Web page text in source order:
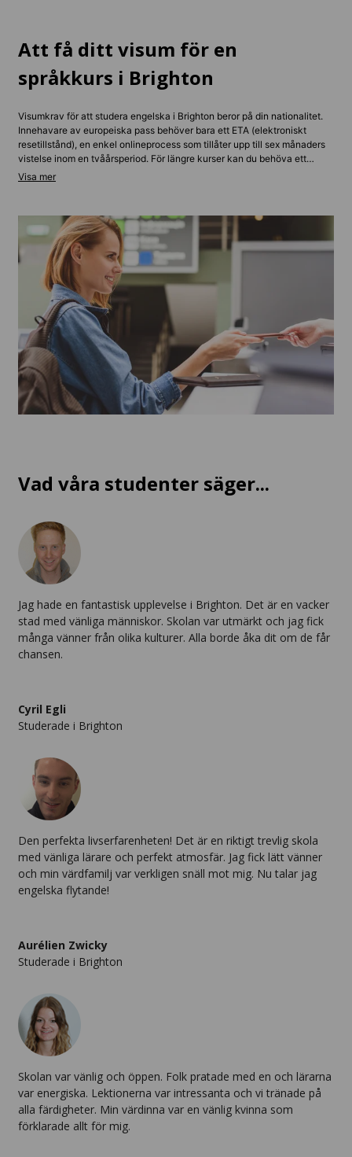
Att få ditt visum för en
språkkurs i Brighton
Visumkrav för att studera engelska i Brighton beror på din nationalitet.
Innehavare av europeiska pass behöver bara ett ETA (elektroniskt
resetillstånd), en enkel onlineprocess som tillåter upp till sex månaders
vistelse inom en tvåårsperiod. För längre kurser kan du behöva ett
studentvisum eller ett standardbesökarvisum, beroende på längden av
Vad våra studenter säger...
Jag hade en fantastisk upplevelse i Brighton. Det är en vacker
stad med vänliga människor. Skolan var utmärkt och jag fick
många vänner från olika kulturer. Alla borde åka dit om de får
chansen.
Cyril Egli
Studerade i Brighton
Den perfekta livserfarenheten! Det är en riktigt trevlig skola
med vänliga lärare och perfekt atmosfär. Jag fick lätt vänner
och min värdfamilj var verkligen snäll mot mig. Nu talar jag
engelska flytande!
Aurélien Zwicky
Studerade i Brighton
Skolan var vänlig och öppen. Folk pratade med en och lärarna
var energiska. Lektionerna var intressanta och vi tränade på
alla färdigheter. Min värdinna var en vänlig kvinna som
förklarade allt för mig.